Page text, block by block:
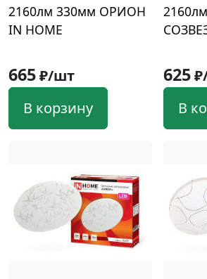
2160лм 330мм ОРИОН
IN HOME
665₽/шт
В корзину
625
В